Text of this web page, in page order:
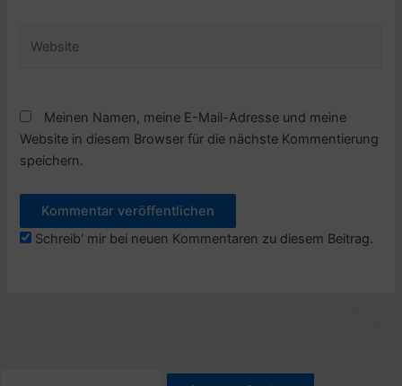
Meinen Namen, meine E-Mail-Adresse und meine
Website in diesem Browser für die nächste Kommentierung
speichern.
Schreib' mir bei neuen Kommentaren zu diesem Beitrag.